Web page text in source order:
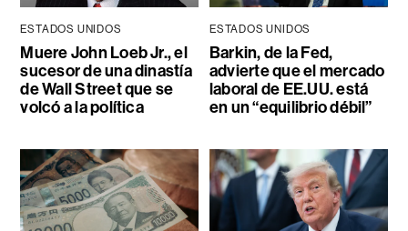
ESTADOS UNIDOS
Muere John Loeb Jr., el
sucesor de una dinastía
de Wall Street que se
volcó a la política
ESTADOS UNIDOS
Barkin, de la Fed,
advierte que el mercado
laboral de EE.UU. está
en un “equilibrio débil”